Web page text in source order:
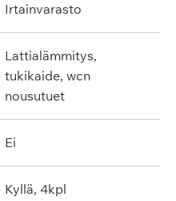
irtainvarasto
lattialämmitys,
tukikaide, wcn
nousutuet
ei
kyllä, 4kpl